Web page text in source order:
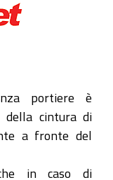
portiere è
della cintura di
a fronte del
in caso di